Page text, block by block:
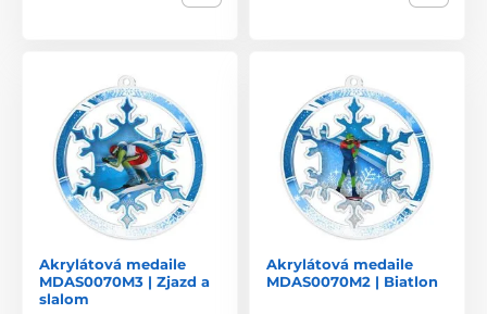
Akrylátová medaile
MDAS0070M3 | Zjazd a
slalom
Akrylátová medaile
MDAS0070M2 | Biatlon